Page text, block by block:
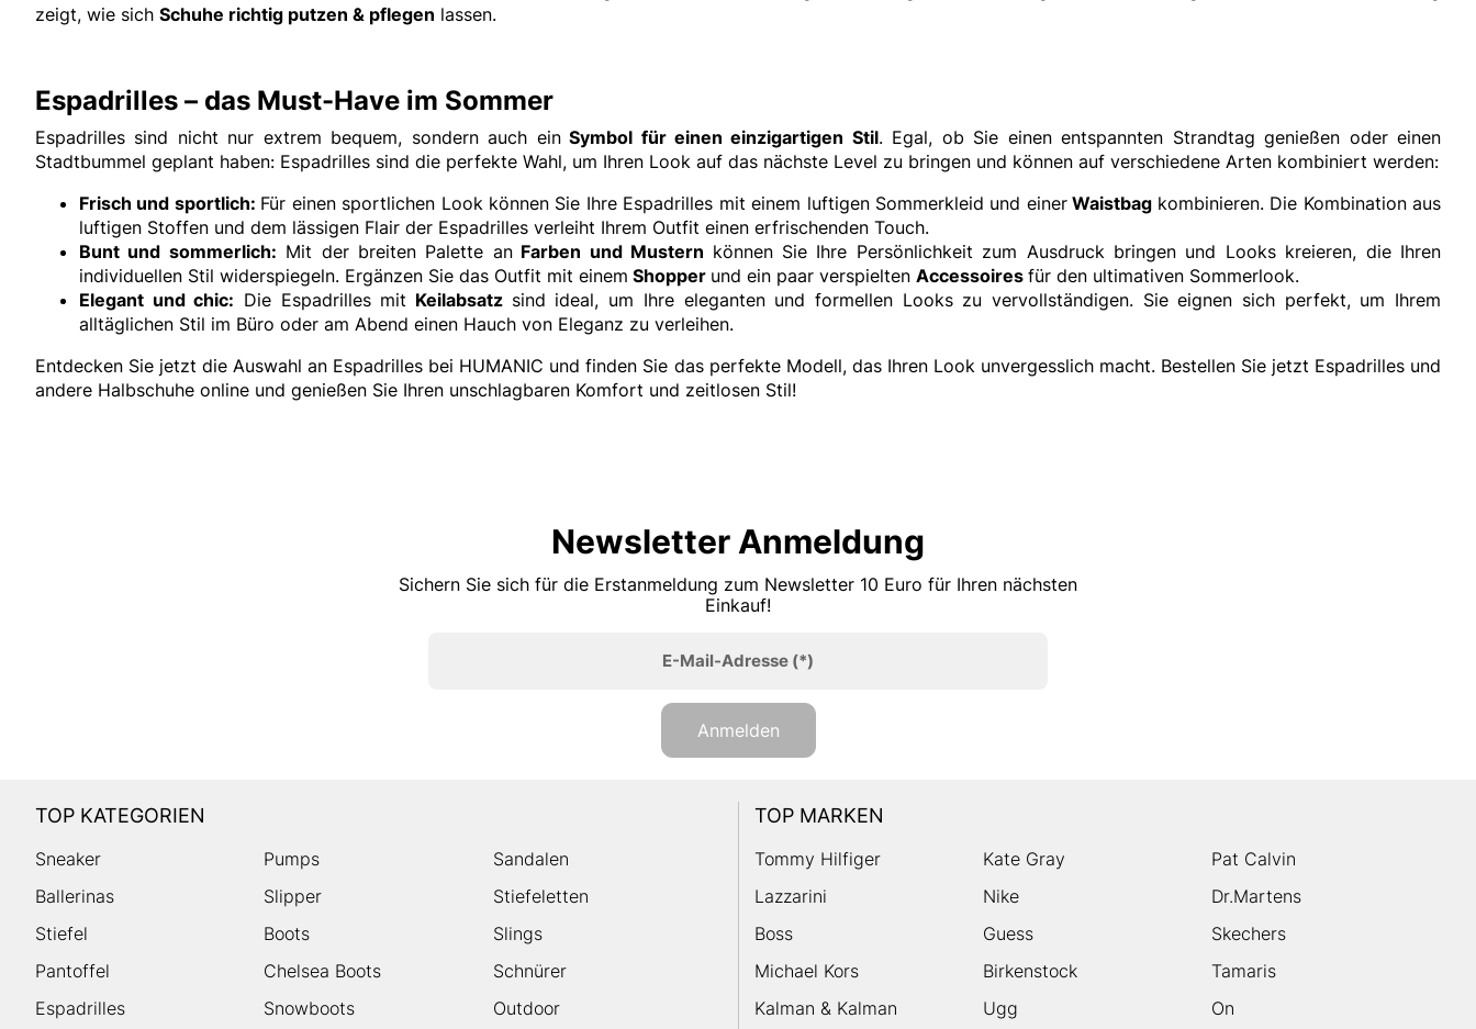
zeigt, wie sich Schuhe richtig putzen & pflegen lassen.
Espadrilles – das Must-Have im Sommer
Espadrilles sind nicht nur extrem bequem, sondern auch einSymbol für einen einzigartigen Stil. Egal, ob Sie einen entspannten Strandtag genießen oder einen
Stadtbummel geplant haben: Espadrilles sind die perfekte Wahl, um Ihren Look auf das nächste Level zu bringen und können auf verschiedene Arten kombiniert werden:
Frisch und sportlich: Für einen sportlichen Look können Sie Ihre Espadrilles mit einem luftigen Sommerkleid und einer Waistbag kombinieren. Die Kombination aus
luftigen Stoffen und dem lässigen Flair der Espadrilles verleiht Ihrem Outfit einen erfrischenden Touch.
Bunt und sommerlich: Mit der breiten Palette anFarben und Mustern können Sie Ihre Persönlichkeit zum Ausdruck bringen und Looks kreieren, die Ihren
individuellen Stil widerspiegeln. Ergänzen Sie das Outfit mit einem Shopper und ein paar verspielten Accessoires für den ultimativen Sommerlook.
Elegant und chic: Die Espadrilles mit Keilabsatz sind ideal, um Ihre eleganten und formellen Looks zu vervollständigen. Sie eignen sich perfekt, um Ihrem
alltäglichen Stil im Büro oder am Abend einen Hauch von Eleganz zu verleihen.
Entdecken Sie jetzt die Auswahl an Espadrilles bei HUMANIC und finden Sie das perfekte Modell, das Ihren Look unvergesslich macht. Bestellen Sie jetzt Espadrilles und
andere Halbschuhe online und genießen Sie Ihren unschlagbaren Komfort und zeitlosen Stil!
Newsletter Anmeldung
Sichern Sie sich für die Erstanmeldung zum Newsletter 10 Euro für Ihren nächsten
Einkauf!
E-Mail-Adresse(*)
Anmelden
TOP KATEGORIEN
Sneaker Pumps
Sandalen
Ballerinas
Slipper
Stiefeletten
Stiefel
Boots
Slings
Pantoffel
Chelsea Boots
Schnürer
Espadrilles
Snowboots Outdoor
TOP MARKEN
Tommy Hilfiger Kate Gray
Pat Calvin
Lazzarini
Nike
Dr.Martens
Boss
Guess
Skechers
Michael Kors
Birkenstock
Tamaris
Kalman & Kalman
Ugg On